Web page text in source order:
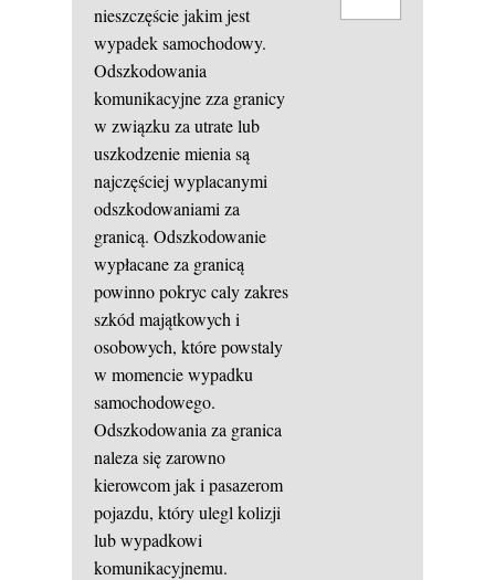
nieszczęście jakim jest
wypadek samochodowy.
Odszkodowania
komunikacyjne zza granicy
w związku za utrate lub
uszkodzenie mienia są
najczęściej wyplacanymi
odszkodowaniami za
granicą. Odszkodowanie
wypłacane za granicą
powinno pokryc caly zakres
szkód majątkowych i
osobowych, które powstaly
w momencie wypadku
samochodowego.
Odszkodowania za granica
naleza się zarowno
kierowcom jak i pasazerom
pojazdu, który ulegl kolizji
lub wypadkowi
komunikacyjnemu.